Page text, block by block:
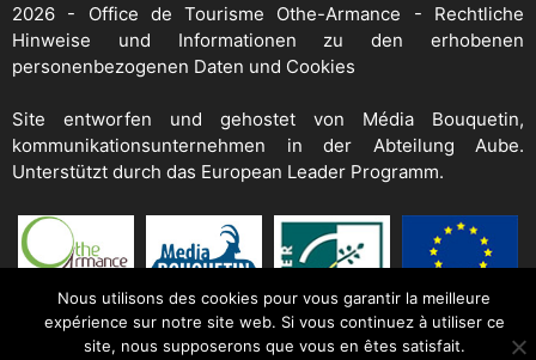
2026 - Office de Tourisme Othe-Armance - Rechtliche
Hinweise und Informationen zu den erhobenen
personenbezogenen Daten und Cookies
Site entworfen und gehostet von Média Bouquetin,
kommunikationsunternehmen in der Abteilung Aube.
Unterstützt durch das European Leader Programm.
Nous utilisons des cookies pour vous garantir la meilleure
expérience sur notre site web. Si vous continuez à utiliser ce
site, nous supposerons que vous en êtes satisfait.